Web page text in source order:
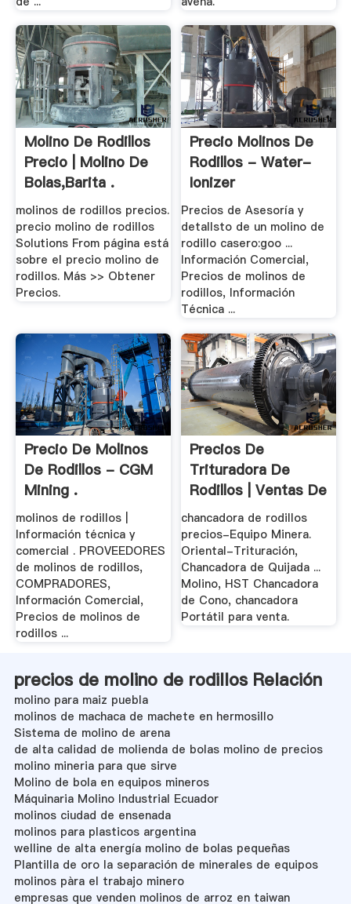
Molino De Rodillos
Precio | Molino De
Bolas,Barita .
molinos de rodillos precios.
precio molino de rodillos
Solutions From página está
sobre el precio molino de
rodillos. Más >> Obtener
Precios.
Precio Molinos De
Rodillos - Water-
Ionizer
Precios de Asesoría y
detallsto de un molino de
rodillo casero:goo ...
Información Comercial,
Precios de molinos de
rodillos, Información
Técnica ...
Precio De Molinos
De Rodillos - CGM
Mining .
molinos de rodillos |
Información técnica y
comercial . PROVEEDORES
de molinos de rodillos,
COMPRADORES,
Información Comercial,
Precios de molinos de
rodillos ...
Precios De
Trituradora De
Rodillos | Ventas De
.
chancadora de rodillos
precios-Equipo Minera.
Oriental-Trituración,
Chancadora de Quijada ...
Molino, HST Chancadora
de Cono, chancadora
Portátil para venta.
precios de molino de rodillos Relación
molino para maiz puebla
molinos de machaca de machete en hermosillo
Sistema de molino de arena
de alta calidad de molienda de bolas molino de precios
molino mineria para que sirve
Molino de bola en equipos mineros
Máquinaria Molino Industrial Ecuador
molinos ciudad de ensenada
molinos para plasticos argentina
welline de alta energía molino de bolas pequeñas
Plantilla de oro la separación de minerales de equipos
molinos pàra el trabajo minero
empresas que venden molinos de arroz en taiwan